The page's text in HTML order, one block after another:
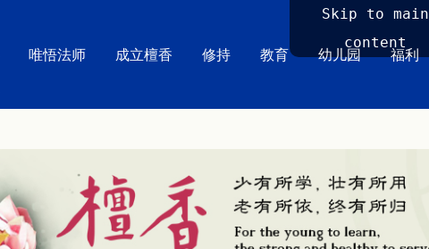
Skip to main
content
唯悟法师 成立檀香 修持 教育 幼儿园 福利